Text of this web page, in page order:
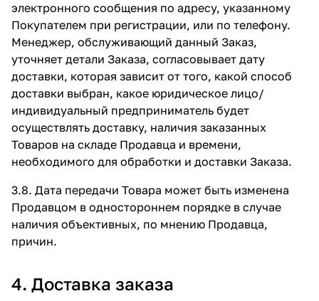
электронного сообщения по адресу, указанному
Покупателем при регистрации, или по телефону.
Менеджер, обслуживающий данный Заказ,
уточняет детали Заказа, согласовывает дату
доставки, которая зависит от того, какой способ
доставки выбран, какое юридическое лицо/
индивидуальный предприниматель будет
осуществлять доставку, наличия заказанных
Товаров на складе Продавца и времени,
необходимого для обработки и доставки Заказа.
3.8. Дата передачи Товара может быть изменена
Продавцом в одностороннем порядке в случае
наличия объективных, по мнению Продавца,
причин.
4. Доставка заказа